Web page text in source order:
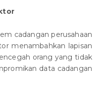
cadangan perusahaan
menambahkan lapisan
orang yang tidak
data cadangan